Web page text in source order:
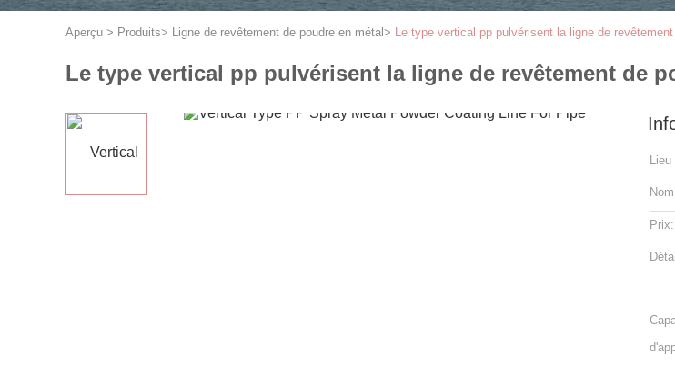
Aperçu > Produits> Ligne de revêtement de poudre en métal > Le type vertical pp pulvérisent la ligne de
Le type vertical pp pulvérisent la ligne de revêtement de
Lieu
Prix: